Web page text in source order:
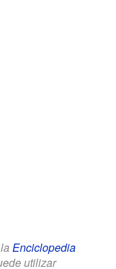
Enciclopedia
utilizar